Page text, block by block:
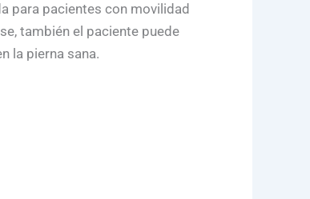
para pacientes con movilidad
también el paciente puede
la pierna sana.